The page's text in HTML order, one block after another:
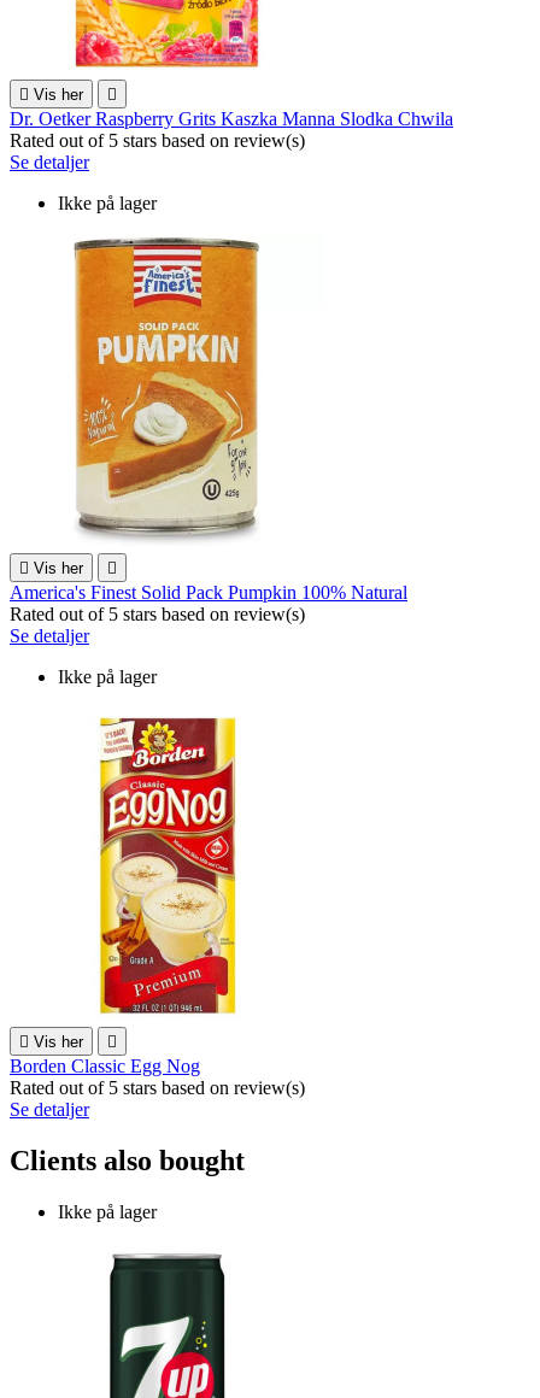
 Vis her 
Dr. Oetker Raspberry Grits Kaszka Manna Slodka Chwila
Rated out of 5 stars based on review(s)
Se detaljer
Ikke på lager
 Vis her 
America's Finest Solid Pack Pumpkin 100% Natural
Rated out of 5 stars based on review(s)
Se detaljer
Ikke på lager
 Vis her 
Borden Classic Egg Nog
Rated out of 5 stars based on review(s)
Se detaljer
Clients also bought
Ikke på lager